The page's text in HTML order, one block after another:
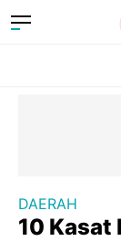
DAERAH
10 Kasat